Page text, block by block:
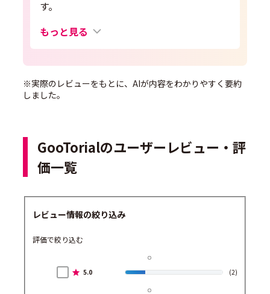
す。
もっと見る
※実際のレビューをもとに、AIが内容をわかりやすく要約
しました。
GooTorialのユーザーレビュー・評
価一覧
レビュー情報の絞り込み
評価で絞り込む
5.0 (2)